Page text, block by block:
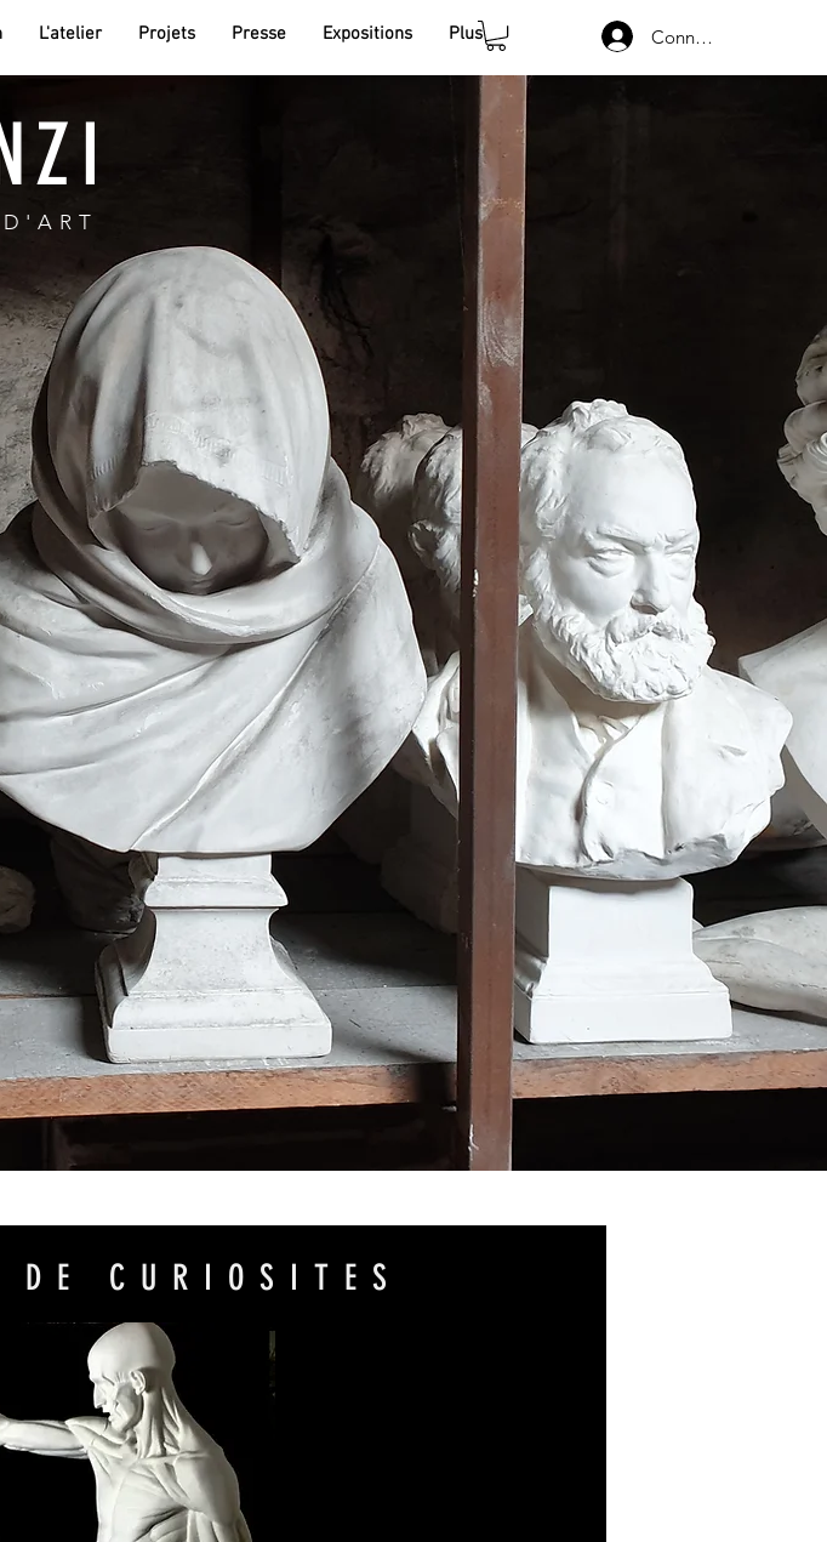
L'atelier Projets Presse Expositions Plus Connexion
DE CURIOSITES